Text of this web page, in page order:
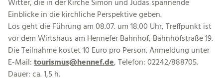
Witter, die in der Kirche Simon und Judas spannende
Einblicke in die kirchliche Perspektive geben.
Los geht die Führung am 08.07. um 18.00 Uhr, Treffpunkt ist
vor dem Wirtshaus am Hennefer Bahnhof, Bahnhofstraße 19.
Die Teilnahme kostet 10 Euro pro Person. Anmeldung unter
E-Mail:tourismus@hennef.de, Telefon: 02242/888705.
Dauer: ca. 1,5 h.